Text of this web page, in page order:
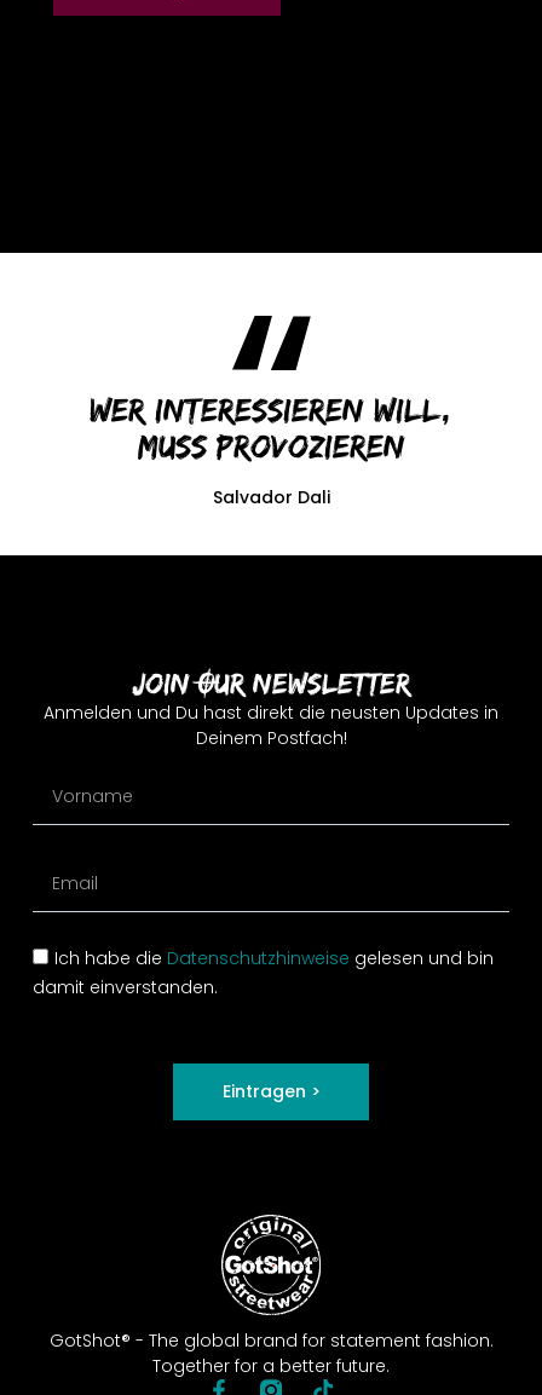
Wer interessieren will,
muss provozieren
Salvador Dali
GotShot® - The global brand for statement fashion.
Together for a better future.
Join Our Newsletter
Anmelden und Du hast direkt die neusten Updates in
Deinem Postfach!
Ich habe die Datenschutzhinweise gelesen und bin
damit einverstanden.
Eintragen >